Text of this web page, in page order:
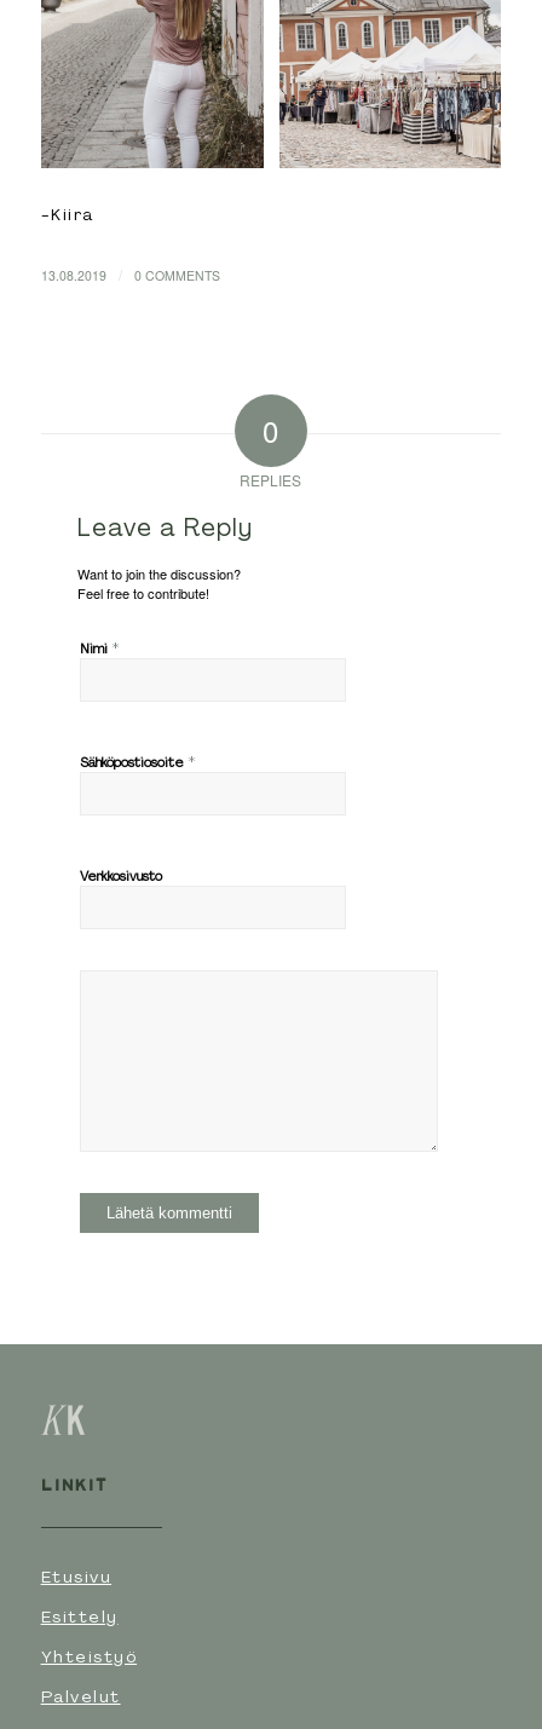
-Kiira
13.08.2019 / 0 COMMENTS
0
REPLIES
Leave a Reply
Want to join the discussion?
Feel free to contribute!
Nimi *
Sähköpostiosoite *
Verkkosivusto
LINKIT
Etusivu
Esittely
Yhteistyö
Palvelut